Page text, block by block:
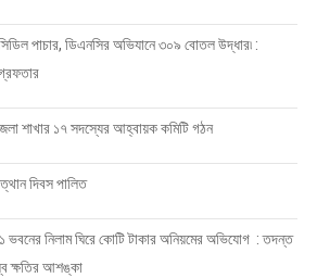
পাচার, ডিএনসির অভিযানে ৩০৯ বোতল উদ্ধার৷ :
শাখার ১৭ সদস্যের আহ্বায়ক কমিটি গঠন
দিবস পালিত
ভবনের নিলাম ঘিরে কোটি টাকার অনিয়মের অভিযোগ : তদন্ত
ক্ষতির আশঙ্কা